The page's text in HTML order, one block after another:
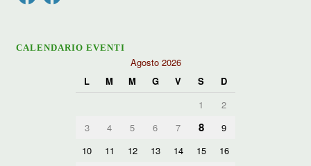
CALENDARIO EVENTI
Agosto 2026
L
M M G V S
D
1
2
3
4 5 6 7 8
9
10
11 12 13 14 15
16